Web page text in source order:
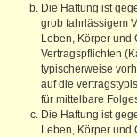
Die Haftung ist
grob fahrlässigem
Leben, Körper und
Vertragspflichten
typischerweise
auf die
für mittelbare
Die Haftung ist
Leben, Körper und